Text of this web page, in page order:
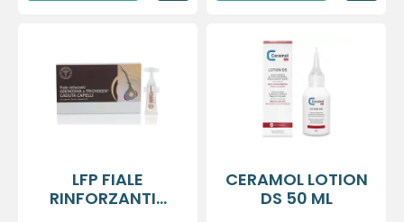
LFP FIALE
RINFORZANTI...
CERAMOL LOTION
DS 50 ML